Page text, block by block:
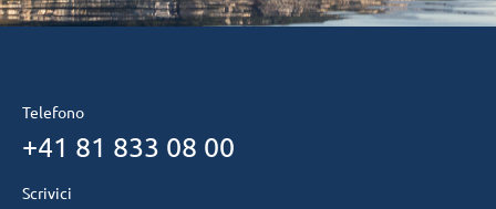
Telefono
+41 81 833 08 00
Scrivici